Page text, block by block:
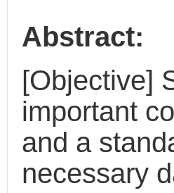
Abstract:
[Objective]
important
and a
necessary